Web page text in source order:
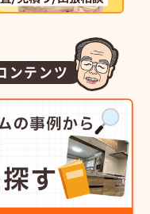
ンテンツ